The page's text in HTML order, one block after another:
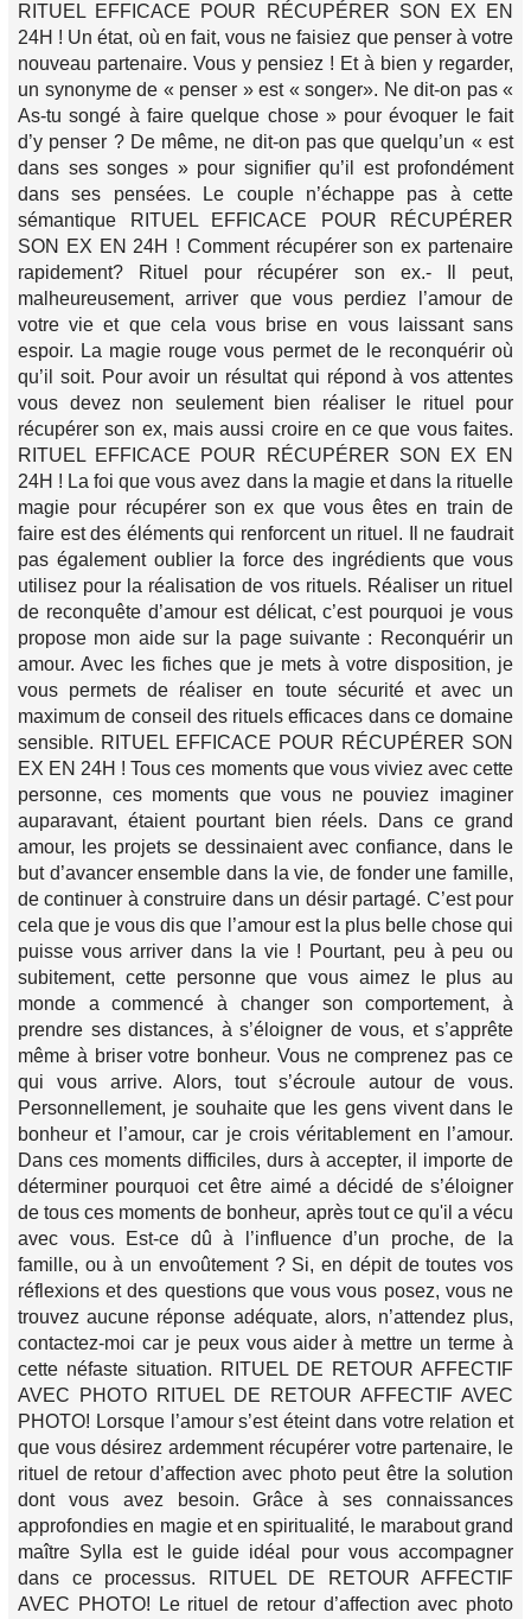
RITUEL EFFICACE POUR RÉCUPÉRER SON EX EN
24H ! Un état, où en fait, vous ne faisiez que penser à votre
nouveau partenaire. Vous y pensiez ! Et à bien y regarder,
un synonyme de « penser » est « songer». Ne dit-on pas «
As-tu songé à faire quelque chose » pour évoquer le fait
d’y penser ? De même, ne dit-on pas que quelqu’un « est
dans ses songes » pour signifier qu’il est profondément
dans ses pensées. Le couple n’échappe pas à cette
sémantique RITUEL EFFICACE POUR RÉCUPÉRER
SON EX EN 24H ! Comment récupérer son ex partenaire
rapidement? Rituel pour récupérer son ex.- Il peut,
malheureusement, arriver que vous perdiez l’amour de
votre vie et que cela vous brise en vous laissant sans
espoir. La magie rouge vous permet de le reconquérir où
qu’il soit. Pour avoir un résultat qui répond à vos attentes
vous devez non seulement bien réaliser le rituel pour
récupérer son ex, mais aussi croire en ce que vous faites.
RITUEL EFFICACE POUR RÉCUPÉRER SON EX EN
24H ! La foi que vous avez dans la magie et dans la rituelle
magie pour récupérer son ex que vous êtes en train de
faire est des éléments qui renforcent un rituel. Il ne faudrait
pas également oublier la force des ingrédients que vous
utilisez pour la réalisation de vos rituels. Réaliser un rituel
de reconquête d’amour est délicat, c’est pourquoi je vous
propose mon aide sur la page suivante : Reconquérir un
amour. Avec les fiches que je mets à votre disposition, je
vous permets de réaliser en toute sécurité et avec un
maximum de conseil des rituels efficaces dans ce domaine
sensible. RITUEL EFFICACE POUR RÉCUPÉRER SON
EX EN 24H ! Tous ces moments que vous viviez avec cette
personne, ces moments que vous ne pouviez imaginer
auparavant, étaient pourtant bien réels. Dans ce grand
amour, les projets se dessinaient avec confiance, dans le
but d’avancer ensemble dans la vie, de fonder une famille,
de continuer à construire dans un désir partagé. C’est pour
cela que je vous dis que l’amour est la plus belle chose qui
puisse vous arriver dans la vie ! Pourtant, peu à peu ou
subitement, cette personne que vous aimez le plus au
monde a commencé à changer son comportement, à
prendre ses distances, à s’éloigner de vous, et s’apprête
même à briser votre bonheur. Vous ne comprenez pas ce
qui vous arrive. Alors, tout s’écroule autour de vous.
Personnellement, je souhaite que les gens vivent dans le
bonheur et l’amour, car je crois véritablement en l’amour.
Dans ces moments difficiles, durs à accepter, il importe de
déterminer pourquoi cet être aimé a décidé de s’éloigner
de tous ces moments de bonheur, après tout ce qu'il a vécu
avec vous. Est-ce dû à l’influence d’un proche, de la
famille, ou à un envoûtement ? Si, en dépit de toutes vos
réflexions et des questions que vous vous posez, vous ne
trouvez aucune réponse adéquate, alors, n’attendez plus,
contactez-moi car je peux vous aider à mettre un terme à
cette néfaste situation. RITUEL DE RETOUR AFFECTIF
AVEC PHOTO RITUEL DE RETOUR AFFECTIF AVEC
PHOTO! Lorsque l’amour s’est éteint dans votre relation et
que vous désirez ardemment récupérer votre partenaire, le
rituel de retour d’affection avec photo peut être la solution
dont vous avez besoin. Grâce à ses connaissances
approfondies en magie et en spiritualité, le marabout grand
maître Sylla est le guide idéal pour vous accompagner
dans ce processus. RITUEL DE RETOUR AFFECTIF
AVEC PHOTO! Le rituel de retour d’affection avec photo